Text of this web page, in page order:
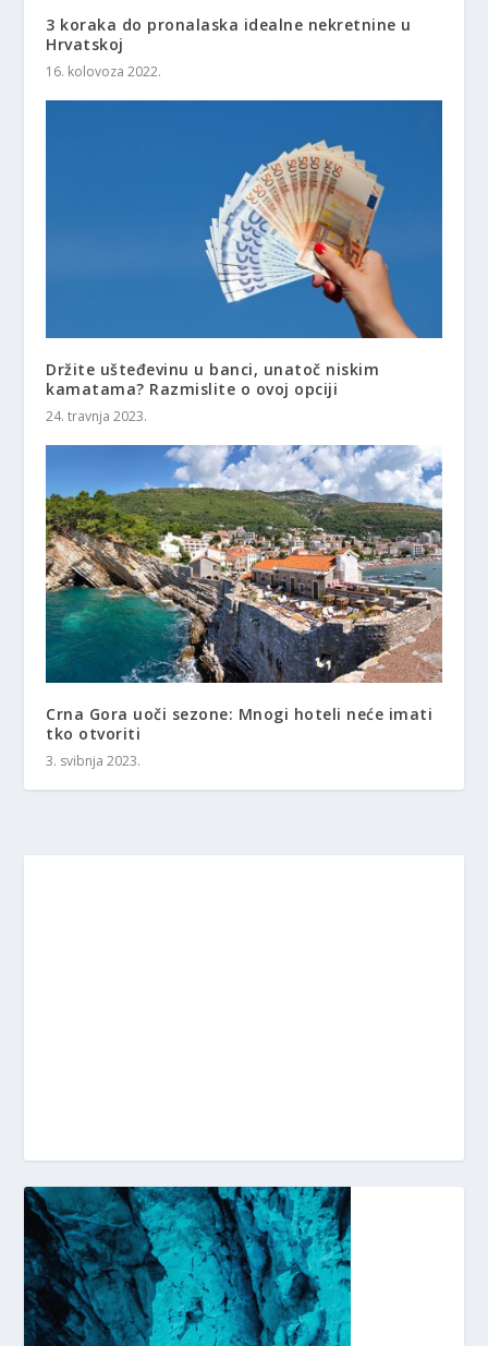
3 koraka do pronalaska idealne nekretnine u
Hrvatskoj
16. kolovoza 2022.
Držite ušteđevinu u banci, unatoč niskim
kamatama? Razmislite o ovoj opciji
24. travnja 2023.
Crna Gora uoči sezone: Mnogi hoteli neće imati
tko otvoriti
3. svibnja 2023.